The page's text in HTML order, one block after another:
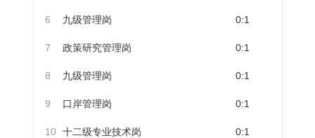
6 九级管理岗 0:1
7 政策研究管理岗 0:1
8 九级管理岗 0:1
9 口岸管理岗 0:1
10 十二级专业技术岗 0:1